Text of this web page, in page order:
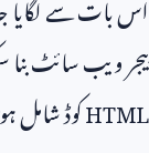
پیجر ویب سائٹ
HTMLکوڈ شامل